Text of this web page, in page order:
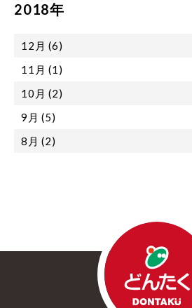
2018年
12月 (6)
11月 (1)
10月 (2)
9月 (5)
8月 (2)